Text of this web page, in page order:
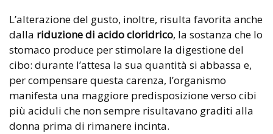
L’alterazione del gusto, inoltre, risulta favorita anche
dalla riduzione di acido cloridrico, la sostanza che lo
stomaco produce per stimolare la digestione del
cibo: durante l’attesa la sua quantità si abbassa e,
per compensare questa carenza, l’organismo
manifesta una maggiore predisposizione verso cibi
più aciduli che non sempre risultavano graditi alla
donna prima di rimanere incinta.